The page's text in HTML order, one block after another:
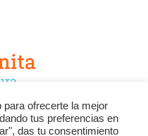
Instagram
ofrecerte la mejor
tus preferencias en
das tu consentimiento